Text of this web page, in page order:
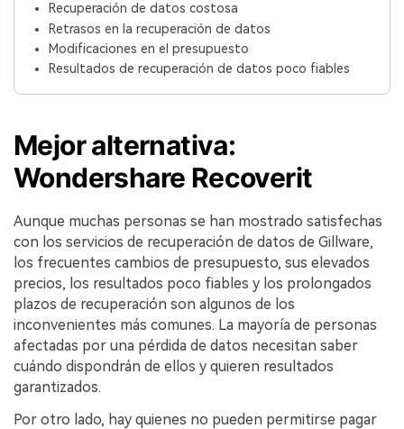
Recuperación de datos costosa
Retrasos en la recuperación de datos
Modificaciones en el presupuesto
Resultados de recuperación de datos poco fiables
Mejor alternativa:
Wondershare Recoverit
Aunque muchas personas se han mostrado satisfechas
con los servicios de recuperación de datos de Gillware,
los frecuentes cambios de presupuesto, sus elevados
precios, los resultados poco fiables y los prolongados
plazos de recuperación son algunos de los
inconvenientes más comunes. La mayoría de personas
afectadas por una pérdida de datos necesitan saber
cuándo dispondrán de ellos y quieren resultados
garantizados.
Por otro lado, hay quienes no pueden permitirse pagar